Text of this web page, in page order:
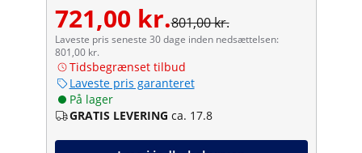
721,00 kr.801,00 kr.
Laveste pris seneste 30 dage inden nedsættelsen:
801,00 kr.
Tidsbegrænset tilbud
Laveste pris garanteret
På lager
GRATIS LEVERING ca. 17.8